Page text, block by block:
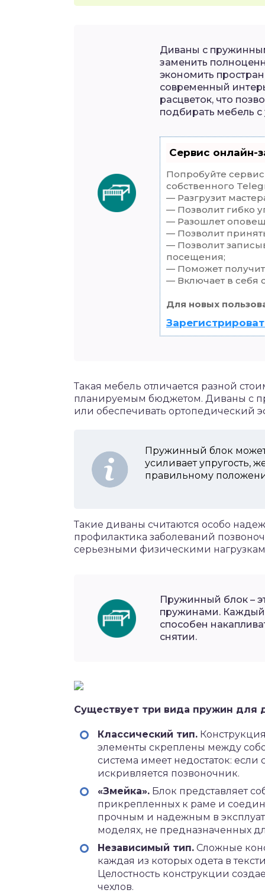
Диваны с
заменить
экономить
современный
расцветок, что
подбирать мебель
Сервис онлайн-
Попробуйте
собственного
— Разгрузит
— Позволит гибко
— Разошлет
— Позволит
— Позволит
посещения;
— Поможет
— Включает в себя
Для новых
Такая мебель отличается разной
планируемым бюджетом. Диваны с
или обеспечивать ортопедический
Пружинный блок
усиливает упругость,
правильному
Такие диваны считаются особо
профилактика заболеваний
серьезными физическими
Пружинный блок –
пружинами. Каждый
способен
снятии.
Существует три вида пружин для
Классический тип.
элементы скреплены между
система имеет недостаток: если
искривляется позвоночник.
«Змейка». Блок представляет
прикрепленных к раме и
прочным и надежным в
моделях, не предназначенных
Независимый тип. Сложные
каждая из которых одета в
Целостность конструкции
чехлов.